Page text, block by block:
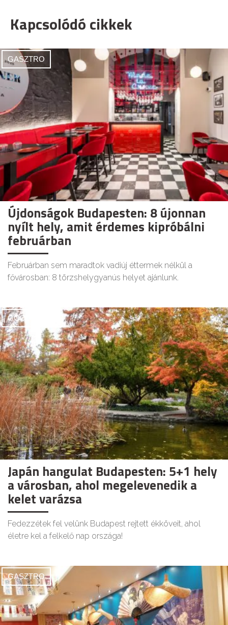
Kapcsolódó cikkek
GASZTRO
Újdonságok Budapesten: 8 újonnan
nyílt hely, amit érdemes kipróbálni
februárban
Februárban sem maradtok vadiúj éttermek nélkül a
fővárosban: 8 törzshelygyanús helyet ajánlunk.
GOODAPEST
Japán hangulat Budapesten: 5+1 hely
a városban, ahol megelevenedik a
kelet varázsa
Fedezzétek fel velünk Budapest rejtett ékköveit, ahol
életre kel a felkelő nap országa!
GASZTRO